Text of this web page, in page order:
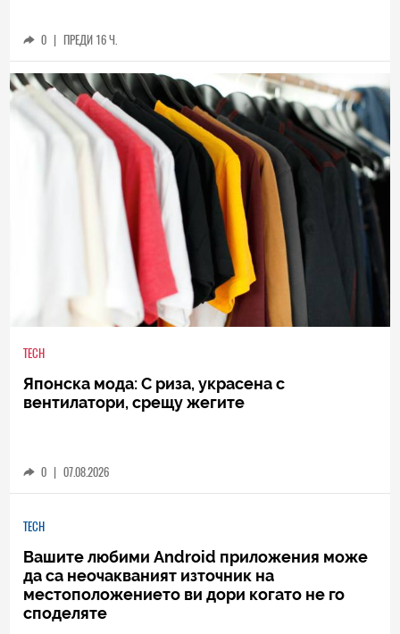
0 ПРЕДИ 16 Ч.
TECH
Японска мода: С риза, украсена с
вентилатори, срещу жегите
0 | 07.08.2026
TECH
Вашите любими Android приложения може
да са неочакваният източник на
местоположението ви дори когато не го
споделяте